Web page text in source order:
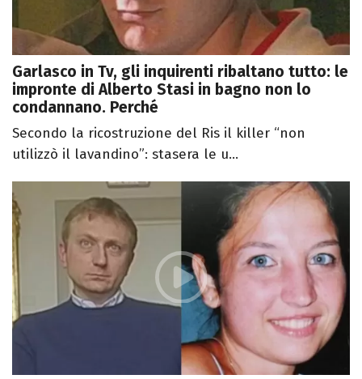
Garlasco in Tv, gli inquirenti ribaltano tutto: le
impronte di Alberto Stasi in bagno non lo
condannano. Perché
Secondo la ricostruzione del Ris il killer “non
utilizzò il lavandino”: stasera le u...